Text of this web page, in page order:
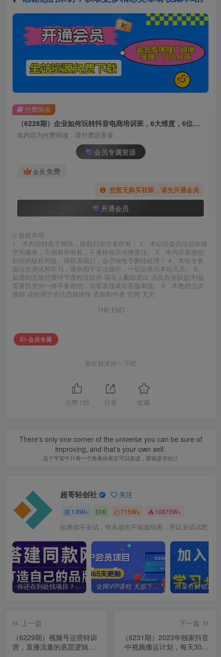
（6228期）企业如何玩转抖音电商培训班，6大维度，6位老师，线上揭秘抖音商家入局SOP
此内容为付费阅读，请付费后查看
会员专属资源
会员 免费
您暂无购买权限，请先开通会员
开通会员
付费阅读
© 版权声明
1、本内容转载于网络，版权归原作者所有！ 2、本站仅提供信息存储
空间服务，不拥有所有权，不承担相关法律责任。 3、本内容若侵犯
到你的版权利益，请联系我们，会尽快给予删除处理！ 4、本站全资
源仅供测试和学习，请勿用于非法操作，一切后果与本站无关。 5、
如遇到充值付费环节课程或软件 请马上删除退出 涉及自身权益/利益
需要投资的一律不要相信，访客发现请向客服举报。 6、本教程仅供
揭秘 请勿用于非法违规操作 否则和作者 官网 无关
THE END
会员专属
喜欢就支持一下吧
点赞 135 分享 收藏
There's only one corner of the universe you can be sure of
improving, and that's your own self.
这个宇宙中只有一个角落你肯定可以改进，那就是你自己
超哥轻创社 关注
1.9W+ 0 715W+ 10875W+
如果你不去试，你永远也不知道结果，所以去试试吧
你还在到处找项目？还在当韭菜？我靠卖项目一个月收入5万+，曾经我也是个失败者。 全网VIP课程 无损下载~
上一篇
（6229期）视频号运营特训
营，直播流量的底层逻辑，
下一篇
（6231期）2023年独家抖音
中视频搬运计划，每天30分